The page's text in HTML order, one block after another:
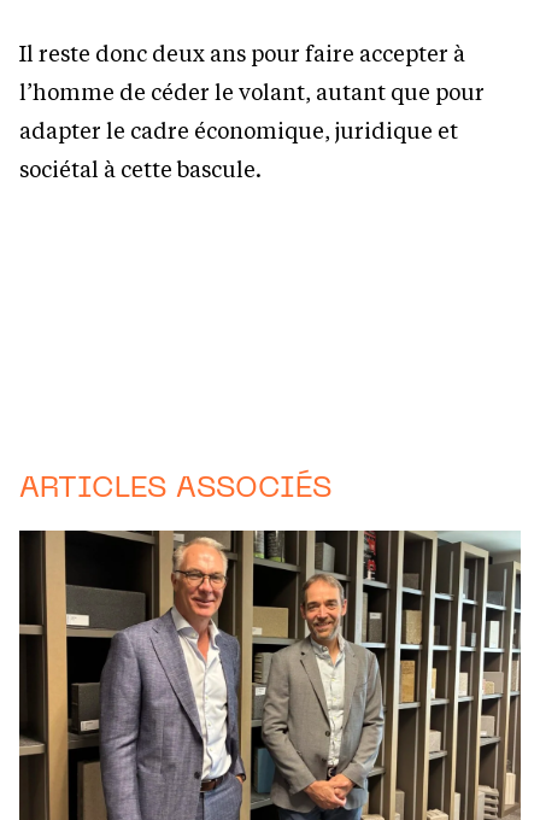
Il reste donc deux ans pour faire accepter à
l’homme de céder le volant, autant que pour
adapter le cadre économique, juridique et
sociétal à cette bascule.
ARTICLES ASSOCIÉS